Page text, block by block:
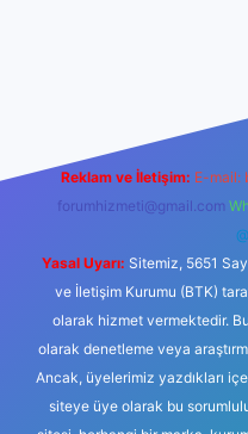
Reklam ve İletişim: E-mail:
forumhizmeti@gmail.com
Yasal Uyarı: Sitemiz, 5651
ve İletişim Kurumu (BTK)
olarak hizmet vermektedir.
olarak denetleme veya
Ancak, üyelerimiz yazdıkları
siteye üye olarak bu